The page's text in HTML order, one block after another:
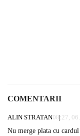
COMENTARII
ALIN STRATAN08:27,
Nu merge plata cu